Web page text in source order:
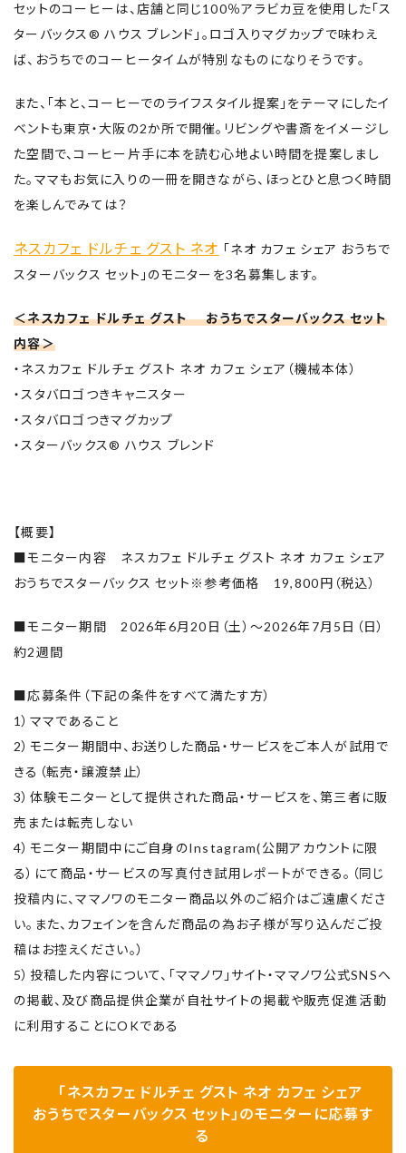
セットのコーヒーは、店舗と同じ100％アラビカ豆を使用した「ス
ターバックス® ハウス ブレンド」。ロゴ入りマグカップで味わえ
ば、おうちでのコーヒータイムが特別なものになりそうです。
また、「本と、コーヒーでのライフスタイル提案」をテーマにしたイ
ベントも東京・大阪の2か所で開催。リビングや書斎をイメージし
た空間で、コーヒー片手に本を読む心地よい時間を提案しまし
た。ママもお気に入りの一冊を開きながら、ほっとひと息つく時間
を楽しんでみては？
ネスカフェ ドルチェ グスト ネオ 「ネオ カフェ シェア おうちで
スターバックス セット」のモニターを3名募集します。
＜ネスカフェ ドルチェ グスト おうちでスターバックス セット
内容＞
・ネスカフェ ドルチェ グスト ネオ カフェ シェア（機械本体）
・スタバロゴつきキャニスター
・スタバロゴつきマグカップ
・スターバックス® ハウス ブレンド
【概要】
■モニター内容 ネスカフェ ドルチェ グスト ネオ カフェ シェア
おうちでスターバックス セット※参考価格 19,800円（税込）
■モニター期間 2026年6月20日（土）～2026年7月5日（日）
約2週間
■応募条件（下記の条件をすべて満たす方）
1）ママであること
2）モニター期間中、お送りした商品・サービスをご本人が試用で
きる（転売・譲渡禁止）
3）体験モニターとして提供された商品・サービスを、第三者に販
売または転売しない
4）モニター期間中にご自身のInstagram(公開アカウントに限
る）にて商品・サービスの写真付き試用レポートができる。（同じ
投稿内に、ママノワのモニター商品以外のご紹介はご遠慮くださ
い。また、カフェインを含んだ商品の為お子様が写り込んだご投
稿はお控えください。）
5）投稿した内容について、「ママノワ」サイト・ママノワ公式SNSへ
の掲載、及び商品提供企業が自社サイトの掲載や販売促進活動
に利用することにOKである
「ネスカフェ ドルチェ グスト ネオ カフェ シェア
おうちでスターバックス セット」のモニターに応募す
る